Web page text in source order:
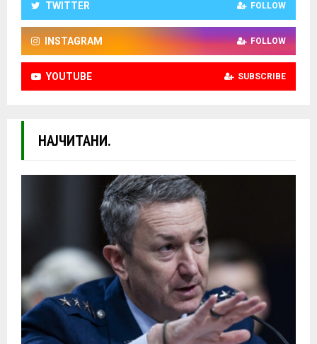
TWITTER FOLLOW
INSTAGRAM FOLLOW
YOUTUBE SUBSCRIBE
НАЈЧИТАНИ.